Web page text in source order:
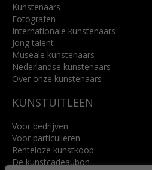
Kunstenaars
Fotografen
Internationale kunstenaars
Jong talent
Museale kunstenaars
Nederlandse kunstenaars
Over onze kunstenaars
KUNSTUITLEEN
Voor bedrijven
Voor particulieren
Renteloze kunstkoop
De kunstcadeaubon